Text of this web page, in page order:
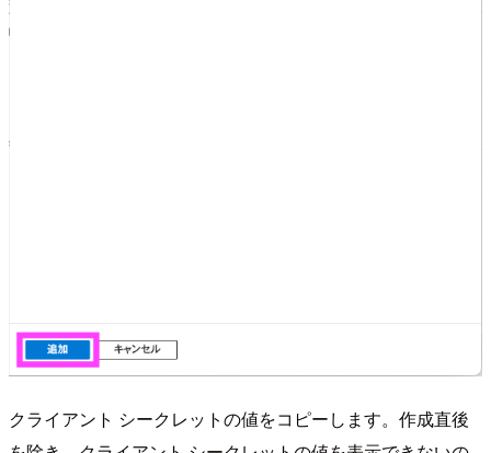
クライアント シークレットの値をコピーします。作成直後